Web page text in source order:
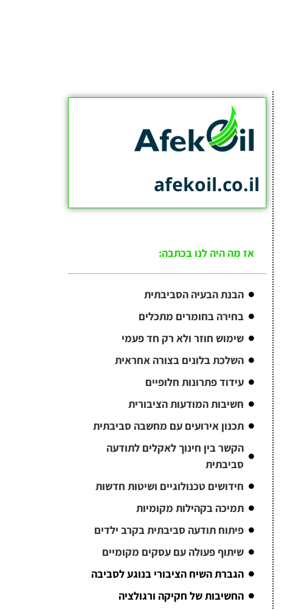
afekoil.co.il
אז מה היה לנו בכתבה:
הבנת הבעיה הסביבתית
בחירה בחומרים מתכלים
שימוש חוזר ולא רק חד פעמי
השלכת בלונים בצורה אחראית
עידוד פתרונות חלופיים
חשיבות המודעות הציבורית
תכנון אירועים עם מחשבה סביבתית
הקשר בין חינוך לאקלים לתודעה
סביבתית
חידושים טכנולוגיים ושיטות חדשות
תמיכה בקהילות מקומיות
פיתוח תודעה סביבתית בקרב ילדים
שיתוף פעולה עם עסקים מקומיים
הגברת השיח הציבורי בנוגע לסביבה
החשיבות של חקיקה ורגולציה